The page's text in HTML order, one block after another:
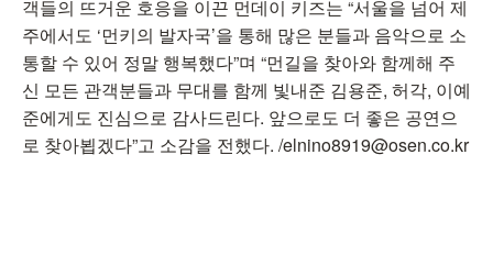
객들의 뜨거운 호응을 이끈 먼데이 키즈는 “서울을 넘어 제
주에서도 ‘먼키의 발자국’을 통해 많은 분들과 음악으로 소
통할 수 있어 정말 행복했다”며 “먼길을 찾아와 함께해 주
신 모든 관객분들과 무대를 함께 빛내준 김용준, 허각, 이예
준에게도 진심으로 감사드린다. 앞으로도 더 좋은 공연으
로 찾아뵙겠다”고 소감을 전했다. /elnino8919@osen.co.kr